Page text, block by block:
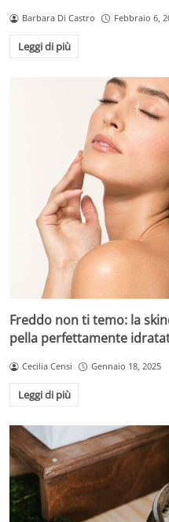
Barbara Di Castro Febbraio 6,
Leggi di più
Freddo non ti temo: la
pella perfettamente
Cecilia Censi Gennaio 18, 2025
Leggi di più